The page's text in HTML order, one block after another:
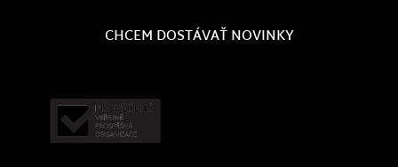
CHCEM DOSTÁVAŤ NOVINKY